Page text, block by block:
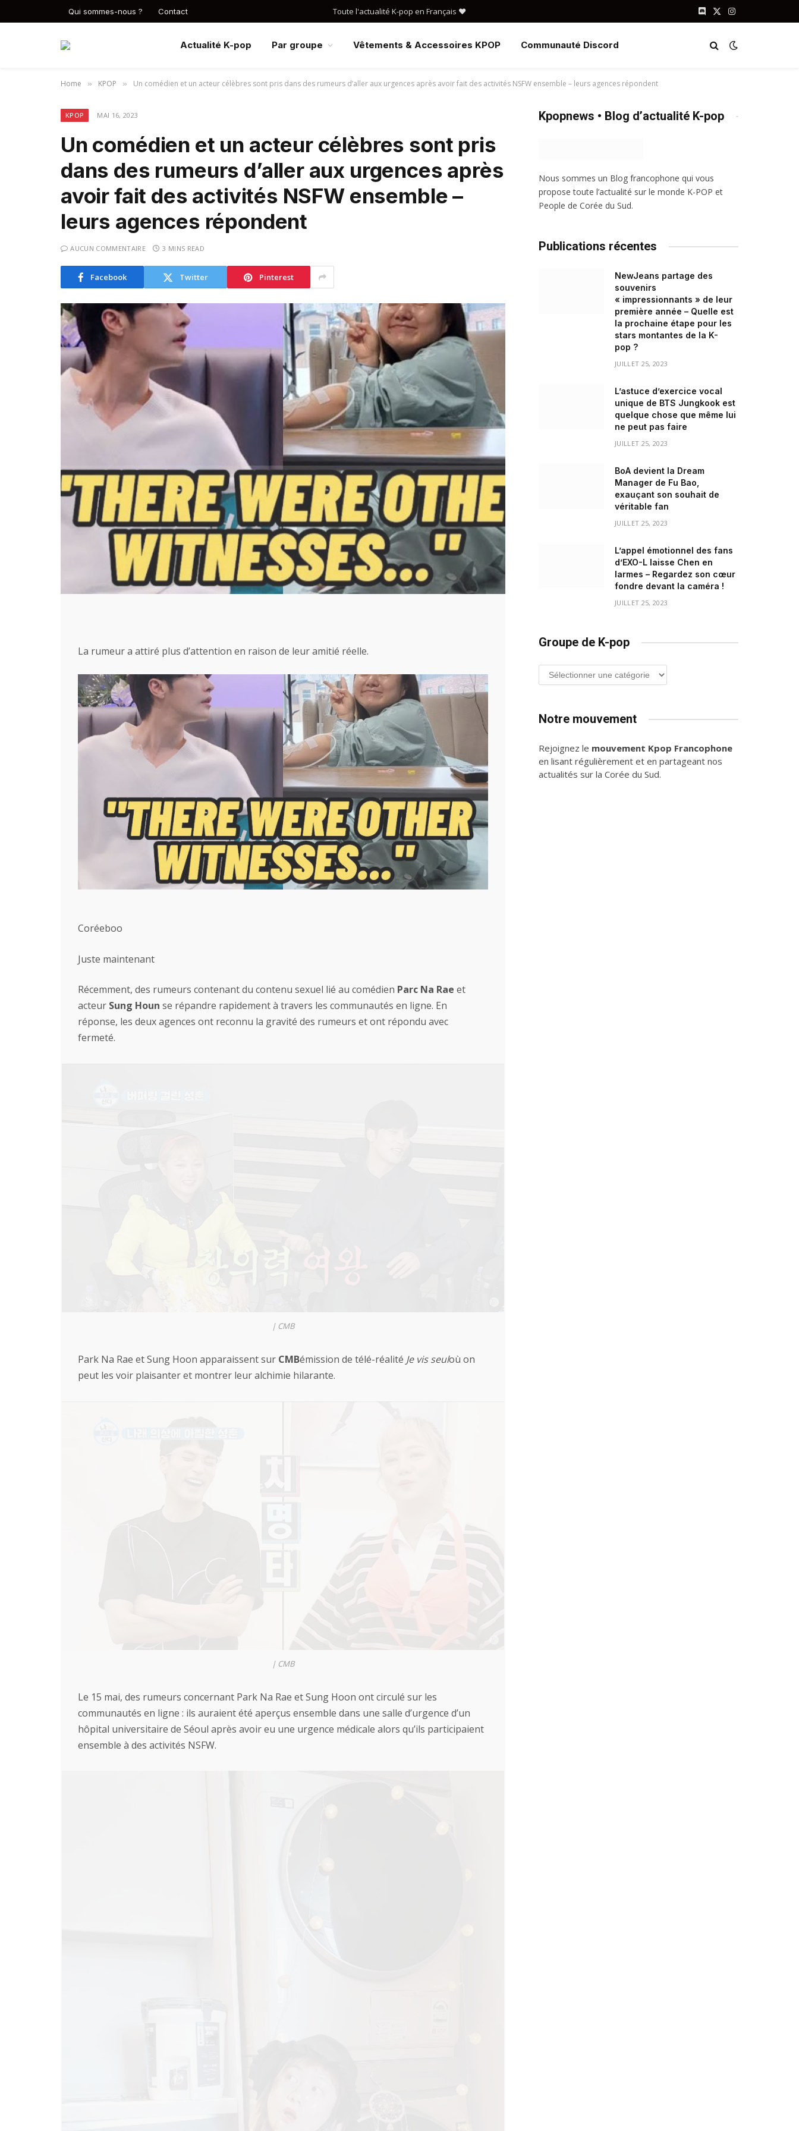
Qui sommes-nous ? Contact Toute l'actualité K-pop en Français ❤️ Discord
X
Instagram
Actualité K-pop Par groupe Vêtements & Accessoires KPOP Communauté Discord
Home » KPOP » Un comédien et un acteur célèbres sont pris dans des rumeurs d’aller aux urgences après avoir fait des activités NSFW ensemble – leurs agences répondent
KPOP MAI 16, 2023
Un comédien et un acteur célèbres sont pris
dans des rumeurs d’aller aux urgences après
avoir fait des activités NSFW ensemble –
leurs agences répondent
AUCUN COMMENTAIRE 3 MINS READ
Facebook Twitter Pinterest
La rumeur a attiré plus d’attention en raison de leur amitié réelle.
Coréeboo
Juste maintenant
Récemment, des rumeurs contenant du contenu sexuel lié au comédien Parc Na Rae et
acteur Sung Houn se répandre rapidement à travers les communautés en ligne. En
réponse, les deux agences ont reconnu la gravité des rumeurs et ont répondu avec
fermeté.
| CMB
Park Na Rae et Sung Hoon apparaissent sur CMBémission de télé-réalité Je vis seuloù on
peut les voir plaisanter et montrer leur alchimie hilarante.
| CMB
Le 15 mai, des rumeurs concernant Park Na Rae et Sung Hoon ont circulé sur les
communautés en ligne : ils auraient été aperçus ensemble dans une salle d’urgence d’un
hôpital universitaire de Séoul après avoir eu une urgence médicale alors qu’ils participaient
ensemble à des activités NSFW.
Kpopnews • Blog d’actualité K-pop
Nous sommes un Blog francophone qui vous
propose toute l’actualité sur le monde K-POP et
People de Corée du Sud.
Publications récentes
NewJeans partage des
souvenirs
« impressionnants » de leur
première année – Quelle est
la prochaine étape pour les
stars montantes de la K-
pop ?
JUILLET 25, 2023
L’astuce d’exercice vocal
unique de BTS Jungkook est
quelque chose que même lui
ne peut pas faire
JUILLET 25, 2023
BoA devient la Dream
Manager de Fu Bao,
exauçant son souhait de
véritable fan
JUILLET 25, 2023
L’appel émotionnel des fans
d’EXO-L laisse Chen en
larmes – Regardez son cœur
fondre devant la caméra !
JUILLET 25, 2023
Groupe de K-pop
Groupe
de
Notre mouvement
Rejoignez le mouvement Kpop Francophone
en lisant régulièrement et en partageant nos
actualités sur la Corée du Sud.